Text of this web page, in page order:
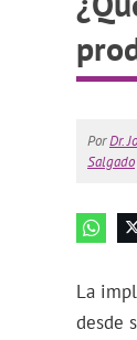
PorDr.
Salgado
La
desde